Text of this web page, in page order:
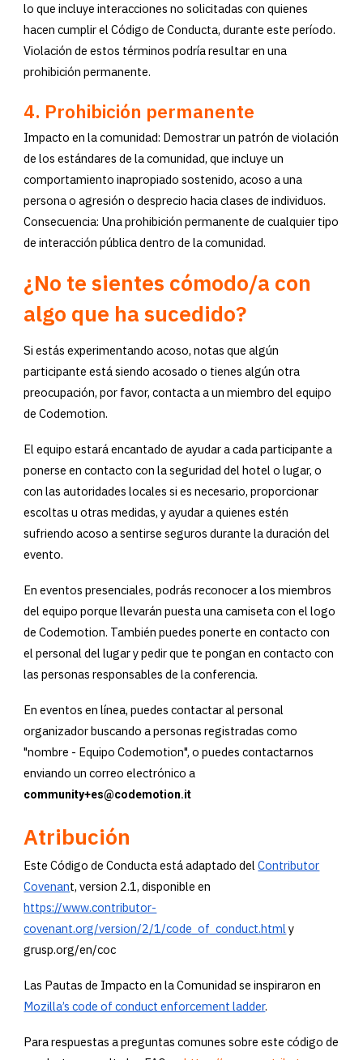
lo que incluye interacciones no solicitadas con quienes
hacen cumplir el Código de Conducta, durante este período.
Violación de estos términos podría resultar en una
prohibición permanente.
4. Prohibición permanente
Impacto en la comunidad: Demostrar un patrón de violación
de los estándares de la comunidad, que incluye un
comportamiento inapropiado sostenido, acoso a una
persona o agresión o desprecio hacia clases de individuos.
Consecuencia: Una prohibición permanente de cualquier tipo
de interacción pública dentro de la comunidad.
¿No te sientes cómodo/a con
algo que ha sucedido?
Si estás experimentando acoso, notas que algún
participante está siendo acosado o tienes algún otra
preocupación, por favor, contacta a un miembro del equipo
de Codemotion.
El equipo estará encantado de ayudar a cada participante a
ponerse en contacto con la seguridad del hotel o lugar, o
con las autoridades locales si es necesario, proporcionar
escoltas u otras medidas, y ayudar a quienes estén
sufriendo acoso a sentirse seguros durante la duración del
evento.
En eventos presenciales, podrás reconocer a los miembros
del equipo porque llevarán puesta una camiseta con el logo
de Codemotion. También puedes ponerte en contacto con
el personal del lugar y pedir que te pongan en contacto con
las personas responsables de la conferencia.
En eventos en línea, puedes contactar al personal
organizador buscando a personas registradas como
"nombre - Equipo Codemotion", o puedes contactarnos
enviando un correo electrónico a
community+es@codemotion.it
Atribución
Este Código de Conducta está adaptado delContributor
Covenant, version 2.1,disponible en
https://www.contributor-
covenant.org/version/2/1/code_of_conduct.htmly
grusp.org/en/coc
Las Pautas de Impacto en la Comunidad se inspiraron en
Mozilla’s code of conduct enforcement ladder.
Para respuestas a preguntas comunes sobre este código de